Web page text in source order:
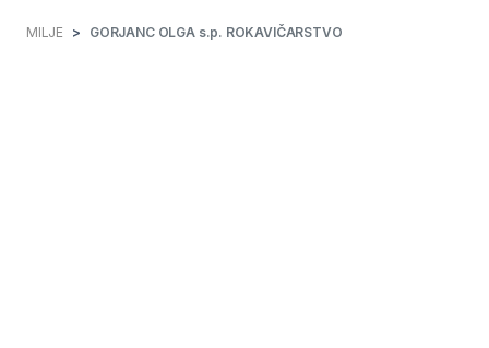
MILJE GORJANC OLGA s.p. ROKAVIČARSTVO